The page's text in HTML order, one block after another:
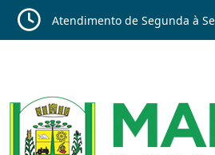
Atendimento de Segunda à